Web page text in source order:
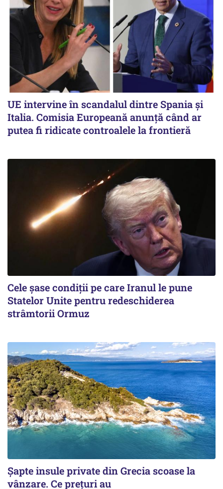
UE intervine în scandalul dintre Spania și
Italia. Comisia Europeană anunță când ar
putea fi ridicate controalele la frontieră
Cele șase condiții pe care Iranul le pune
Statelor Unite pentru redeschiderea
strâmtorii Ormuz
Șapte insule private din Grecia scoase la
vânzare. Ce prețuri au